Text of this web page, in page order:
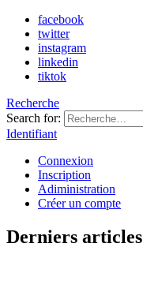
facebook
twitter
instagram
linkedin
tiktok
Recherche
Search for:
Identifiant
Connexion
Inscription
Adiministration
Créer un compte
Derniers articles